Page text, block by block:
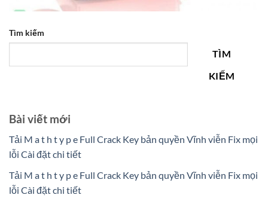
Tìm kiếm
TÌM
KIẾM
Bài viết mới
Tải M a t h t y p e Full Crack Key bản quyền Vĩnh viễn Fix mọi
lỗi Cài đặt chi tiết
Tải M a t h t y p e Full Crack Key bản quyền Vĩnh viễn Fix mọi
lỗi Cài đặt chi tiết